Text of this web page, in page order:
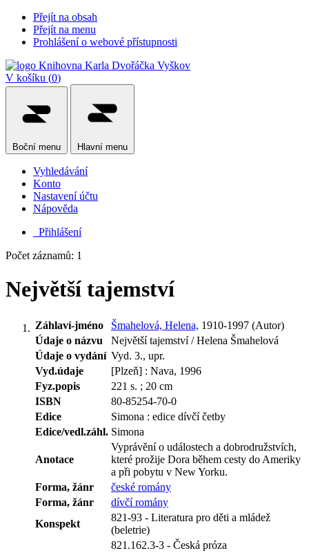
Přejít na obsah
Přejít na menu
Prohlášení o webové přístupnosti
V košíku (0)
Boční menu Hlavní menu
Vyhledávání
Konto
Nastavení účtu
Nápověda
Přihlášení
Počet záznamů: 1
Největší tajemství
Záhlaví-jméno Šmahelová, Helena, 1910-1997 (Autor)
Údaje o názvu
Největší tajemství / Helena Šmahelová
Údaje o vydání Vyd. 3., upr.
Vyd.údaje
[Plzeň] : Nava, 1996
Fyz.popis
221 s. ; 20 cm
ISBN
80-85254-70-0
Edice
Simona : edice dívčí četby
Edice/vedl.záhl. Simona
Anotace
Vyprávění o událostech a dobrodružstvích,
které prožije Dora během cesty do Ameriky
a při pobytu v New Yorku.
Forma, žánr
české romány
Forma, žánr
dívčí romány
Konspekt
821-93 - Literatura pro děti a mládež
(beletrie)
821.162.3-3 - Česká próza